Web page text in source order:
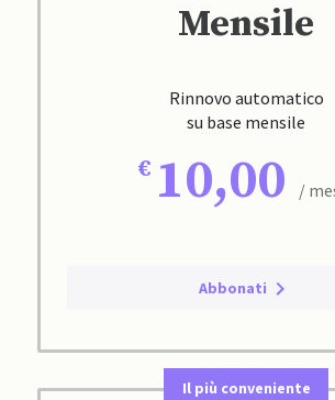
Mensile
Rinnovo automatico
su base mensile
10,00 /
Abbonati
Il più conveniente